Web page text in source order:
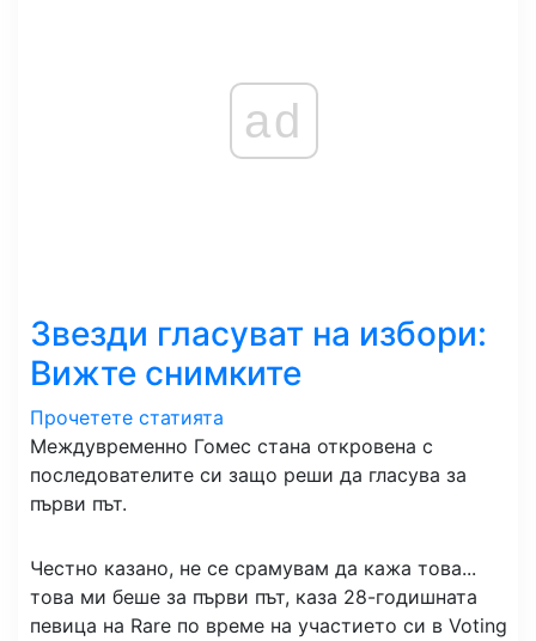
ad
Звезди гласуват на избори:
Вижте снимките
Прочетете статията
Междувременно Гомес стана откровена с
последователите си защо реши да гласува за
първи път.
Честно казано, не се срамувам да кажа това...
това ми беше за първи път, каза 28-годишната
певица на Rare по време на участието си в Voting